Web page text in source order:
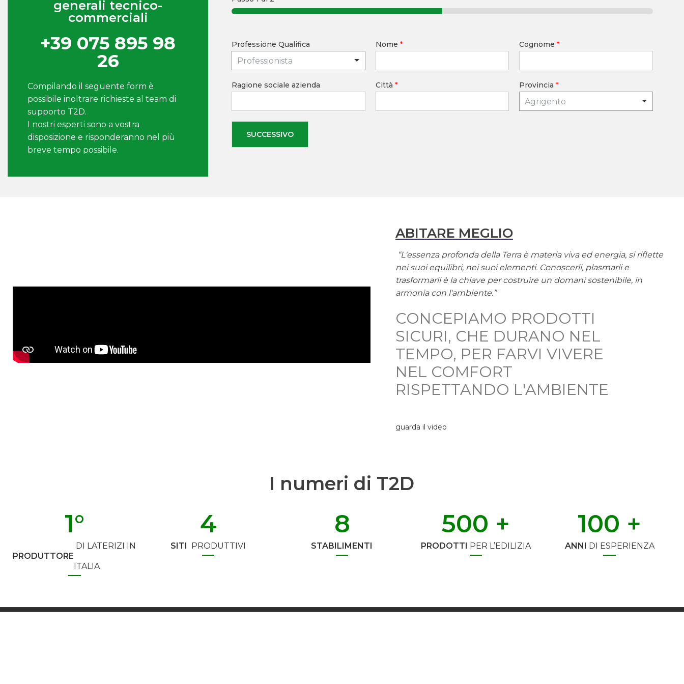
generali tecnico-
commerciali
+39 075 895 98
26
Compilando il seguente form è
possibile inoltrare richieste al team di
supporto T2D.
I nostri esperti sono a vostra
disposizione e risponderanno nel più
breve tempo possibile.
Professione Qualifica
Professionista
Nome * Cognome*
Ragione sociale azienda Città * Provincia*
Agrigento
SUCCESSIVO
ABITARE MEGLIO
“L'essenza profonda della Terra è materia viva ed energia, si riflette
nei suoi equilibri, nei suoi elementi. Conoscerli, plasmarli e
trasformarli è la chiave per costruire un domani sostenibile, in
armonia con l'ambiente.”
CONCEPIAMO PRODOTTI
SICURI, CHE DURANO NEL
TEMPO, PER FARVI VIVERE
NEL COMFORT
RISPETTANDO L'AMBIENTE
guarda il video
I numeri di T2D
PRODUTTORE
DI LATERIZI IN
ITALIA
1°
SITI PRODUTTIVI
4
STABILIMENTI
8
PRODOTTI PER L’EDILIZIA
500 +
ANNI DI ESPERIENZA
100 +